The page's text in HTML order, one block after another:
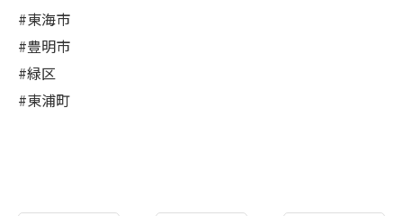
#東海市
#豊明市
#緑区
#東浦町